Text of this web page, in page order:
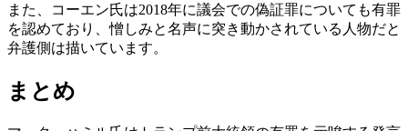
また、コーエン氏は2018年に議会での偽証罪についても有罪
を認めており、憎しみと名声に突き動かされている人物だと
弁護側は描いています。
まとめ